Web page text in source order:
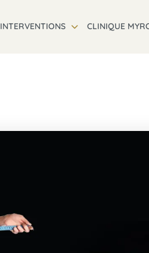
INTERVENTIONS CLINIQUE